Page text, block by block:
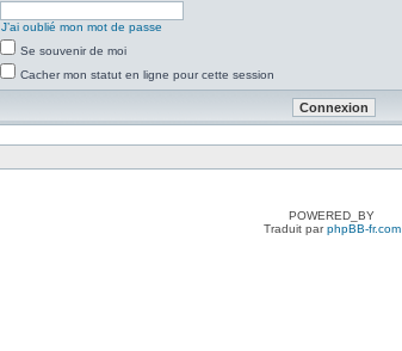
J’ai oublié mon mot de passe
Se souvenir de moi
Cacher mon statut en ligne pour cette session
POWERED_BY
Traduit parphpBB-fr.com